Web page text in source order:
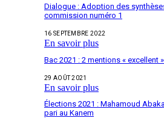
Dialogue : Adoption des
commission numéro 1
16 SEPTEMBRE 2022
En savoir plus
Bac 2021 : 2 mentions « excellent
29 AOÛT 2021
En savoir plus
Élections 2021 : Mahamoud
pari au Kanem